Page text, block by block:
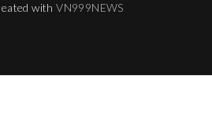
withVN999NEWS